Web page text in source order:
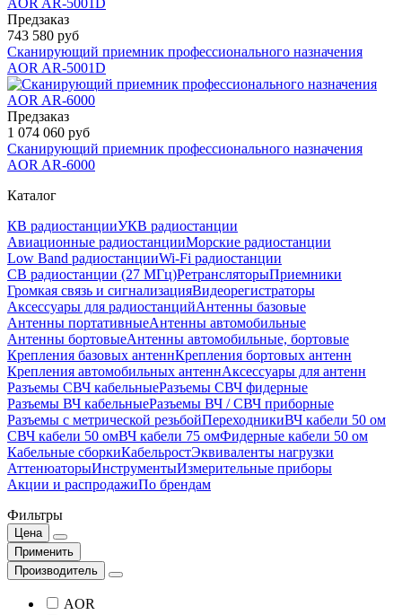
Предзаказ
743 580 руб
Сканирующий приемник профессионального назначения
AOR AR-5001D
Предзаказ
1 074 060 руб
Сканирующий приемник профессионального назначения
AOR AR-6000
Каталог
КВ радиостанцииУКВ радиостанции
Авиационные радиостанцииМорские радиостанции
Low Band радиостанцииWi-Fi радиостанции
CB радиостанции (27 МГц)РетрансляторыПриемники
Громкая связь и сигнализацияВидеорегистраторы
Аксессуары для радиостанцийАнтенны базовые
Антенны портативныеАнтенны автомобильные
Антенны бортовыеАнтенны автомобильные, бортовые
Крепления базовых антеннКрепления бортовых антенн
Крепления автомобильных антеннАксессуары для антенн
Разъемы СВЧ кабельныеРазъемы СВЧ фидерные
Разъемы ВЧ кабельныеРазъемы ВЧ / СВЧ приборные
Разъемы с метрической резьбойПереходникиВЧ кабели 50 ом
СВЧ кабели 50 омВЧ кабели 75 омФидерные кабели 50 ом
Кабельные сборкиКабельростЭквиваленты нагрузки
АттенюаторыИнструментыИзмерительные приборы
Акции и распродажиПо брендам
Фильтры
Цена
Применить
Производитель
AOR